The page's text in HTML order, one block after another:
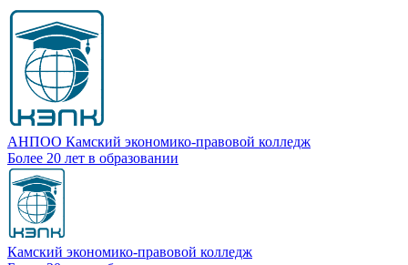
Перейти
основному
содержанию
АНПОО Камский экономико-правовой колледж
Более 20 лет в образовании
Камский экономико-правовой колледж